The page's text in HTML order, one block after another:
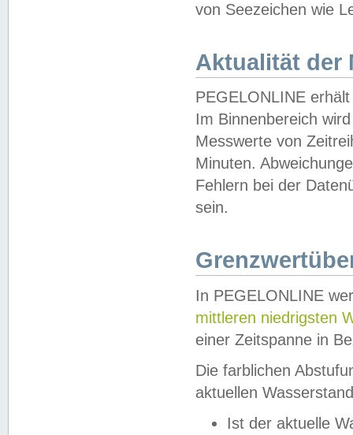
von Seezeichen wie
Aktualität der
PEGELONLINE
Im Binnenbereich
Messwerte von
Minuten.
Fehlern bei der
sein.
In PEGELONLINE
mittleren niedrigsten
einer Zeitspanne in
Die farblichen
aktuellen
Ist der aktuelle